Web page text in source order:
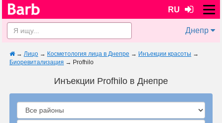
RU
Днепр
→ Лицо → Косметология лица в Днепре → Инъекции красоты →
Биоревитализация → Profhilo
Инъекции Profhilo в Днепре